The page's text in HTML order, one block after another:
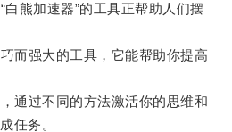
熊加速器”的工具正帮助人们摆
强大的工具，它能帮助你提高
过不同的方法激活你的思维和
任务。